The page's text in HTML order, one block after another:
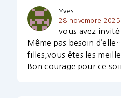
Yves
28 novembre
vous avez invité
Même pas besoin
filles,vous êtes les
Bon courage pour ce